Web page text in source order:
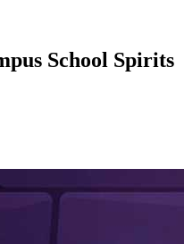
School Spirits